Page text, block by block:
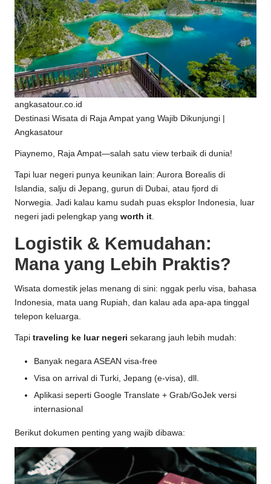
angkasatour.co.id
Destinasi Wisata di Raja Ampat yang Wajib Dikunjungi |
Angkasatour
Piaynemo, Raja Ampat—salah satu view terbaik di dunia!
Tapi luar negeri punya keunikan lain: Aurora Borealis di
Islandia, salju di Jepang, gurun di Dubai, atau fjord di
Norwegia. Jadi kalau kamu sudah puas eksplor Indonesia, luar
negeri jadi pelengkap yang worth it.
Logistik & Kemudahan:
Mana yang Lebih Praktis?
Wisata domestik jelas menang di sini: nggak perlu visa, bahasa
Indonesia, mata uang Rupiah, dan kalau ada apa-apa tinggal
telepon keluarga.
Tapi traveling ke luar negeri sekarang jauh lebih mudah:
Banyak negara ASEAN visa-free
Visa on arrival di Turki, Jepang (e-visa), dll.
Aplikasi seperti Google Translate + Grab/GoJek versi
internasional
Berikut dokumen penting yang wajib dibawa: